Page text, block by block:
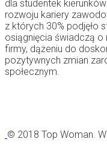
dla studentek
rozwoju kariery
z których 30% podjęło
osiągnięcia świadczą
firmy, dążeniu do
pozytywnych zmian
społecznym.
© 2018 Top Woman.